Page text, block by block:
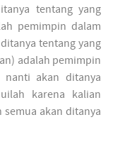
tentang yang
pemimpin dalam
tentang yang
adalah pemimpin
akan ditanya
karena kalian
akan ditanya